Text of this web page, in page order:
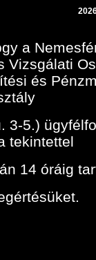
a
Vizsgálati
és
3-5.)
tekintettel
14 óráig